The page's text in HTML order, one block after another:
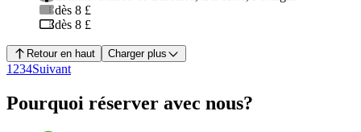
dès 8 £
dès 8 £
Retour en haut Charger plus
1 234Suivant
Pourquoi réserver avec nous?